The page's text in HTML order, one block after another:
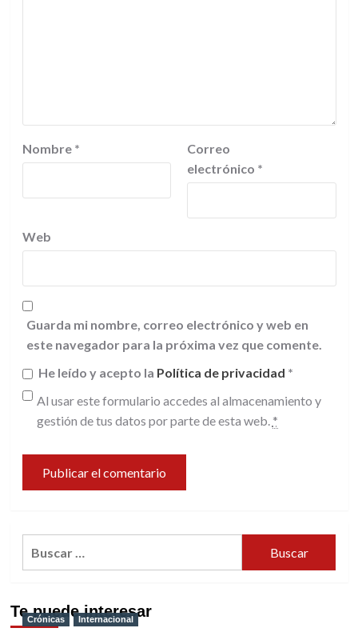
Nombre *
Correo
electrónico *
Web
Guarda mi nombre, correo electrónico y web en
este navegador para la próxima vez que comente.
He leído y acepto la Política de privacidad *
Al usar este formulario accedes al almacenamiento y
gestión de tus datos por parte de esta web. *
Te puede interesar
Crónicas Internacional